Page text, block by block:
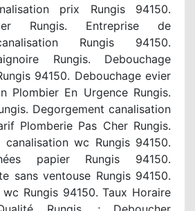
prix Rungis 94150.
Rungis. Entreprise de
Rungis 94150.
Rungis. Debouchage
94150. Debouchage evier
Plombier En Urgence Rungis.
Degorgement canalisation
Plomberie Pas Cher Rungis.
canalisation wc Rungis 94150.
papier Rungis 94150.
sans ventouse Rungis 94150.
Rungis 94150. Taux Horaire